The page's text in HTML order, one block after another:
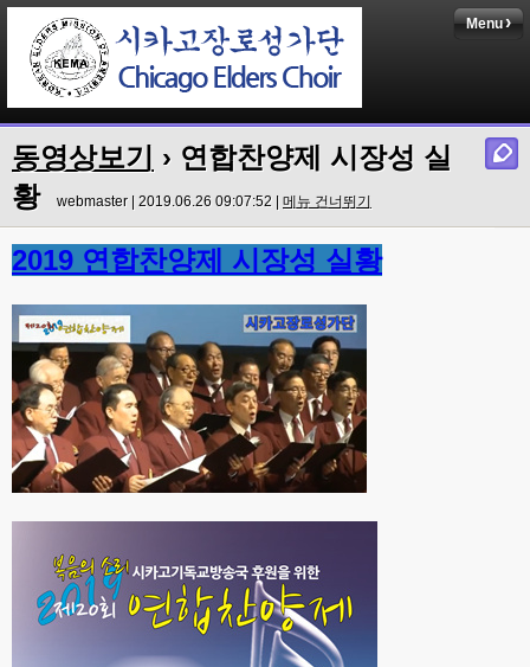
Menu
동영상보기
› 연합찬양제 시장성 실
황
webmaster | 2019.06.26 09:07:52 | 메뉴 건너뛰기
2019 연합찬양제 시장성 실황